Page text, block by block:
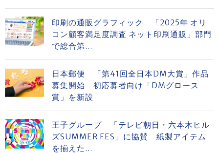
印刷の通販グラフィック 「2025年 オリ
コン顧客満足度調査 ネット印刷通販」部門
で総合第...
日本郵便 「第41回全日本DM大賞」作品
募集開始 初応募者向け「DMグロース
賞」を新設
王子グループ 「テレビ朝日・六本木ヒル
ズSUMMER FES」に協賛 紙製アイテム
を揃えた...